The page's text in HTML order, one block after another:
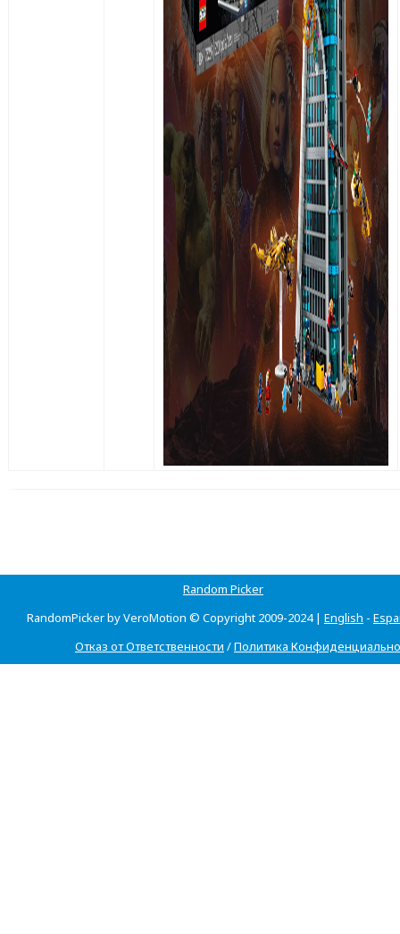
Random Picker
RandomPicker by VeroMotion © Copyright 2009-2024 | English -
Отказ от Ответственности /Политика